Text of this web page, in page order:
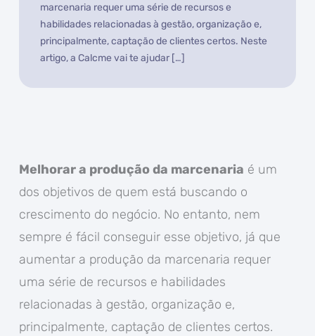
marcenaria requer uma série de recursos e
habilidades relacionadas à gestão, organização e,
principalmente, captação de clientes certos. Neste
artigo, a Calcme vai te ajudar […]
Melhorar a produção da marcenaria é um
dos objetivos de quem está buscando o
crescimento do negócio. No entanto, nem
sempre é fácil conseguir esse objetivo, já que
aumentar a produção da marcenaria requer
uma série de recursos e habilidades
relacionadas à gestão, organização e,
principalmente, captação de clientes certos.